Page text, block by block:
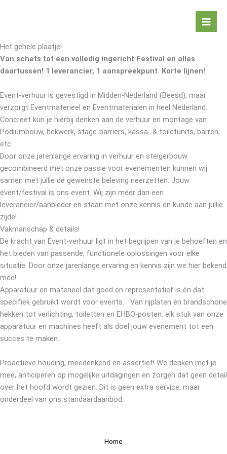
inhoud
Het gehele plaatje!
Van schets tot een volledig ingericht Festival en alles
daartussen! 1 leverancier, 1 aanspreekpunt. Korte lijnen!
Event-verhuur is gevestigd in Midden-Nederland (Beesd), maar
verzorgt Eventmaterieel en Eventmaterialen in heel Nederland.
Concreet kun je hierbij denken aan de verhuur en montage van
Podiumbouw, hekwerk, stage-barriers, kassa- & toiletunits, barren,
etc.
Door onze jarenlange ervaring in verhuur en steigerbouw
gecombineerd met onze passie voor evenementen kunnen wij
samen met jullie dé gewenste beleving neerzetten. Jouw
event/festival is ons event. Wij zijn méér dan een
leverancier/aanbieder en staan met onze kennis en kunde aan jullie
zijde!
Vakmanschap & details!
De kracht van Event-verhuur ligt in het begrijpen van je behoeften en
het bieden van passende, functionele oplossingen voor elke
situatie. Door onze jarenlange ervaring en kennis zijn we hier bekend
mee!
Apparatuur en materieel dat goed en representatief is én dat
specifiek gebruikt wordt voor events. Van rijplaten en brandschone
hekken tot verlichting, toiletten en EHBO-posten, elk stuk van onze
apparatuur en machines heeft als doel jouw evenement tot een
succes te maken.
Proactieve houding, meedenkend en assertief! We denken met je
mee, anticiperen op mogelijke uitdagingen en zorgen dat geen detail
over het hoofd wordt gezien. Dit is geen extra service, maar
onderdeel van ons standaardaanbod.
Home